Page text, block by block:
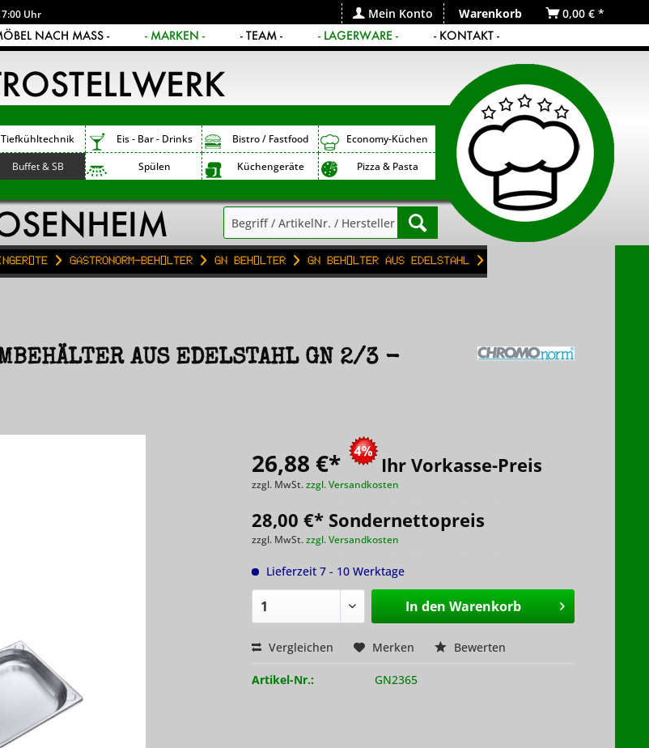
Uhr Mein Konto Warenkorb
0,00 € *
NACH MASS - - MARKEN - - TEAM - - LAGERWARE - - KONTAKT -
Tiefkühltechnik Eis - Bar - Drinks Bistro / Fastfood
Economy-Küchen
Buffet & SB Spülen Küchengeräte Pizza & Pasta
Gastronorm-Behälter GN Behälter GN Behälter aus Edelstahl
AUS EDELSTAHL GN 2/3 -
26,88 €* Ihr Vorkasse-Preis
zzgl. MwSt.zzgl. Versandkosten
28,00 €* Sondernettopreis
zzgl. MwSt.zzgl. Versandkosten
Lieferzeit 7 - 10 Werktage
In den Warenkorb
Vergleichen Merken Bewerten
Artikel-Nr.: GN2365